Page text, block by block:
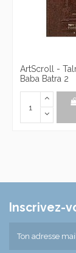
ArtScroll -
Baba Batra 2
Inscrivez-